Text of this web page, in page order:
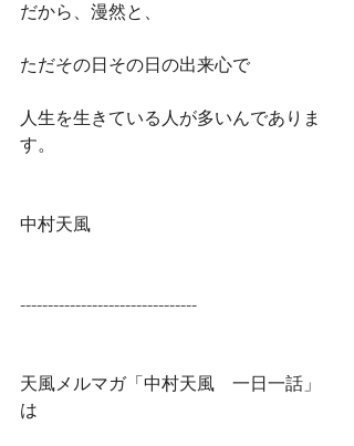
だから、漫然と、
ただその日その日の出来心で
人生を生きている人が多いんでありま
す。
中村天風
--------------------------------
天風メルマガ「中村天風　一日一話」
は